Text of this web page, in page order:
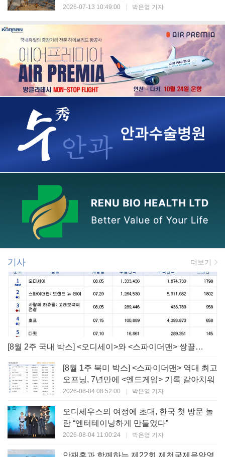
2026-07-13 10:49:00 박은영 기자
기사 더보기
[8월 2주 국내 박스] <오디세이>와 <스파이더맨> 쌍끌이! 대작 틈바구니 속 빛난 <사랑의 하츄핑>
[8월 1주 북미 박스] <스파이더맨> 역대 최고
오프닝, 7년만에 <엔드게임> 기록 갈아치워
2026-08-04 08:52:00 | 박은영 기자
오디세우스의 여정에 초대, 한국 첫 방문 놀
란 “엔터테이닝하게 만들었다”
2026-08-04 11:00:24 | 박은영 기자
안재홍과 함께하는 제22회 제천국제음악영